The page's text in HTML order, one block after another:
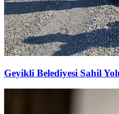
Geyikli Belediyesi Sahil